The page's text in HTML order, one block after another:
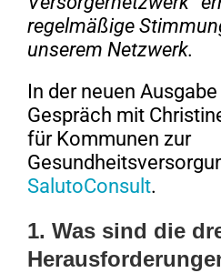
regelmäßige
unserem Netzwerk.
In der neuen
Gespräch mit
für Kommunen zur
SalutoConsult.
1. Was sind die